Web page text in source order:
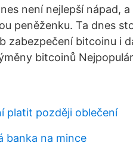
není nejlepší nápad,
peněženku. Ta dnes
zabezpečení bitcoinu i
bitcoinů
platit později oblečení
banka na mince